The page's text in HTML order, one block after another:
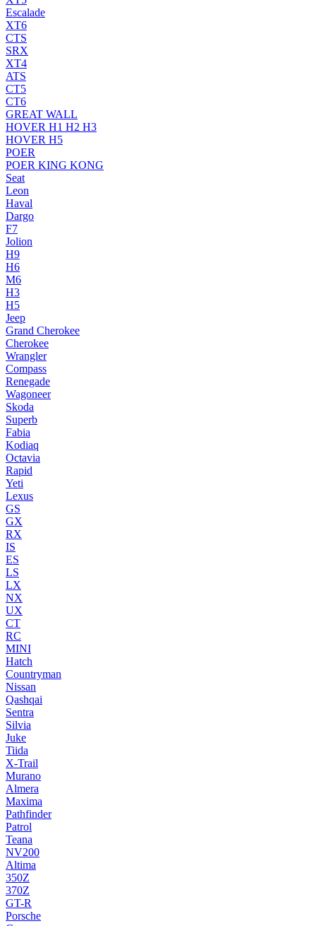
Escalade
XT6
CTS
SRX
XT4
ATS
CT5
CT6
GREAT WALL
HOVER H1 H2 H3
HOVER H5
POER
POER KING KONG
Seat
Leon
Haval
Dargo
F7
Jolion
H9
H6
M6
H3
H5
Jeep
Grand Cherokee
Cherokee
Wrangler
Compass
Renegade
Wagoneer
Skoda
Superb
Fabia
Kodiaq
Octavia
Rapid
Yeti
Lexus
GS
GX
RX
IS
ES
LS
LX
NX
UX
CT
RC
MINI
Hatch
Countryman
Nissan
Qashqai
Sentra
Silvia
Juke
Tiida
X-Trail
Murano
Almera
Maxima
Pathfinder
Patrol
Teana
NV200
Altima
350Z
370Z
GT-R
Porsche